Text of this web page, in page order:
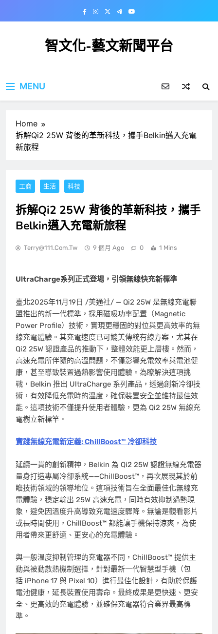
智文化-藝文新聞平台
MENU
Home
拆解Qi2 25W 背後的革新科技，攜手Belkin邁入充電
新旅程
工商 生活 科技
拆解Qi2 25W 背後的革新科技，攜手
Belkin邁入充電新旅程
Terry@111.com.tw 9 個月 Ago 0 1 Mins
UltraCharge系列正式登場，引領無線快充新標準
臺北2025年11月19日 /美通社/ — Qi2 25W 是無線充電聯
盟推出的新一代標準，採用磁吸功率配置（Magnetic
Power Profile）技術，實現更穩固的對位與更高效率的無
線充電體驗。其充電速度已可媲美傳統有線方案，尤其在
Qi2 25W 認證產品的推動下，整體效能更上層樓。然而，
高速充電所伴隨的高溫問題，不僅影響充電效率與電池健
康，甚至導致裝置過熱影響使用體驗。為瞭解決這項挑
戰，Belkin 推出 UltraCharge 系列產品，透過創新冷卻技
術，有效降低充電時的溫度，確保裝置安全並維持最佳效
能。這項技術不僅提升使用者體驗，更為 Qi2 25W 無線充
電樹立新標竿。
實踐無線充電新定義: ChillBoost™ 冷卻科技
延續一貫的創新精神，Belkin 為 Qi2 25W 認證無線充電器
量身打造專屬冷卻系統——ChillBoost™，再次展現其於前
瞻技術領域的領導地位。這項技術旨在全面最佳化無線充
電體驗，穩定輸出 25W 高速充電，同時有效抑制過熱現
象，避免因溫度升高導致充電速度驟降。無論是觀看影片
或長時間使用，ChillBoost™ 都能讓手機保持涼爽，為使
用者帶來更舒適、更安心的充電體驗。
與一般溫度抑制管理的充電器不同，ChillBoost™ 提供主
動與被動散熱機制選擇，針對最新一代智慧型手機（包
括 iPhone 17 與 Pixel 10）進行最佳化設計，有助於保護
電池健康，延長裝置使用壽命。最終成果是更快速、更安
全、更高效的充電體驗，並確保充電器符合業界最高標
準。